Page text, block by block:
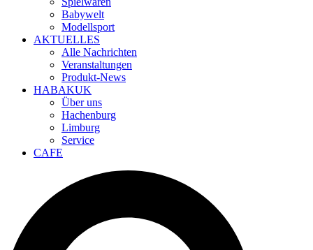
Babywelt
Modellsport
AKTUELLES
Alle Nachrichten
Veranstaltungen
Produkt-News
HABAKUK
Über uns
Hachenburg
Limburg
Service
CAFE